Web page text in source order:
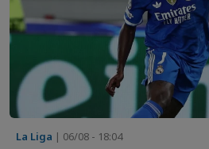
La Liga | 06/08 - 18:04